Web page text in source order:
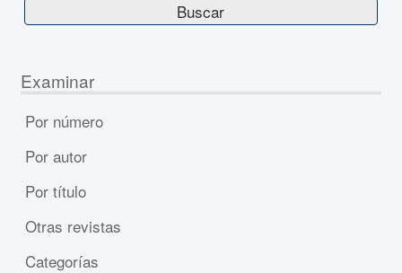
Examinar
Por número
Por autor
Por título
Otras revistas
Categorías